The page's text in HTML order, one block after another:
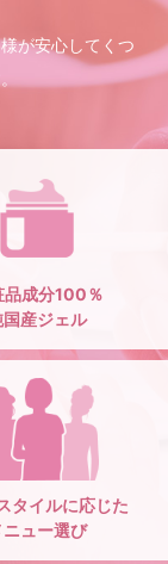
が安心してくつ
品成分100％
国産ジェル
タイルに応じた
ニュー選び